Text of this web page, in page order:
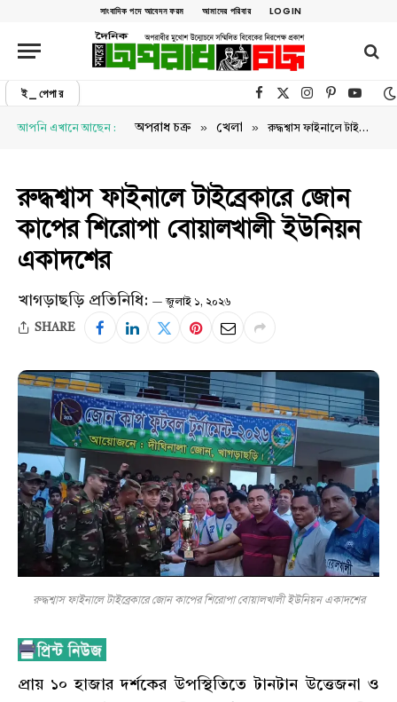
সাংবাদিক পদে আবেদন ফরম আমাদের পরিবার LOGIN
ই_পেপার Facebook
X (Twitter)Instagram
Pinterest
আপনি এখানে আছেন : অপরাধ চক্র » খেলা » রুদ্ধশ্বাস ফাইনালে টাইব্রেকারে জোন কাপের শিরোপা বোয়ালখালী ইউনিয়ন একাদশের
রুদ্ধশ্বাস ফাইনালে টাইব্রেকারে জোন
কাপের শিরোপা বোয়ালখালী ইউনিয়ন
একাদশের
খাগড়াছড়ি প্রতিনিধি: জুলাই ১, ২০২৬
SHARE
রুদ্ধশ্বাস ফাইনালে টাইব্রেকারে জোন কাপের শিরোপা বোয়ালখালী ইউনিয়ন একাদশের
প্রায় ১০ হাজার দর্শকের উপস্থিতিতে টানটান উত্তেজনা ও